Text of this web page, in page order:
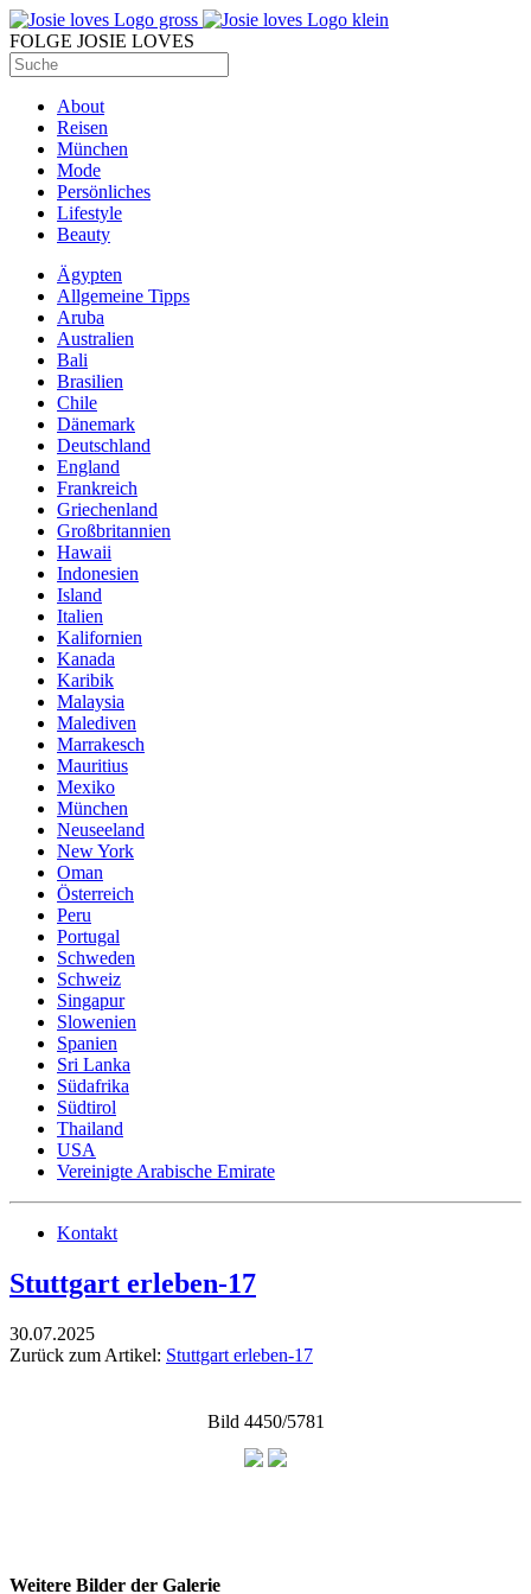
FOLGE JOSIE LOVES
About
Reisen
München
Mode
Persönliches
Lifestyle
Beauty
Ägypten
Allgemeine Tipps
Aruba
Australien
Bali
Brasilien
Chile
Dänemark
Deutschland
England
Frankreich
Griechenland
Großbritannien
Hawaii
Indonesien
Island
Italien
Kalifornien
Kanada
Karibik
Malaysia
Malediven
Marrakesch
Mauritius
Mexiko
München
Neuseeland
New York
Oman
Österreich
Peru
Portugal
Schweden
Schweiz
Singapur
Slowenien
Spanien
Sri Lanka
Südafrika
Südtirol
Thailand
USA
Vereinigte Arabische Emirate
Kontakt
Stuttgart erleben-17
30.07.2025
Zurück zum Artikel: Stuttgart erleben-17
Bild 4450/5781
Weitere Bilder der Galerie